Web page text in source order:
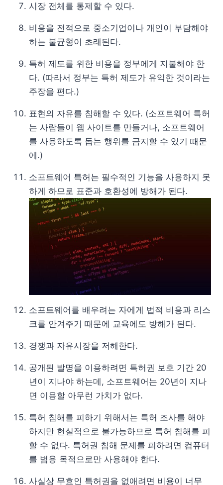
시장 전체를 통제할 수 있다.
비용을 전적으로 중소기업이나 개인이 부담해야
하는 불균형이 초래된다.
특허 제도를 위한 비용을 정부에게 지불해야 한
다. (따라서 정부는 특허 제도가 유익한 것이라는
주장을 편다.)
표현의 자유를 침해할 수 있다. (소프트웨어 특허
는 사람들이 웹 사이트를 만들거나, 소프트웨어
를 사용하도록 돕는 행위를 금지할 수 있기 때문
에.)
소프트웨어 특허는 필수적인 기능을 사용하지 못
하게 하므로 표준과 호환성에 방해가 된다.
소프트웨어를 배우려는 자에게 법적 비용과 리스
크를 안겨주기 때문에 교육에도 방해가 된다.
경쟁과 자유시장을 저해한다.
공개된 발명을 이용하려면 특허권 보호 기간 20
년이 지나야 하는데, 소프트웨어는 20년이 지나
면 이용할 아무런 가치가 없다.
특허 침해를 피하기 위해서는 특허 조사를 해야
하지만 현실적으로 불가능하므로 특허 침해를 피
할 수 없다. 특허권 침해 문제를 피하려면 컴퓨터
를 범용 목적으로만 사용해야 한다.
사실상 무효인 특허권을 없애려면 비용이 너무